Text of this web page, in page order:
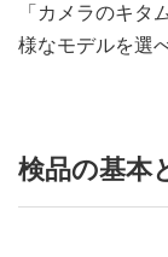
「カメラのキタ
様なモデルを選
検品の基本